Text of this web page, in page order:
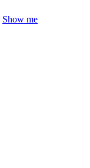
Show me